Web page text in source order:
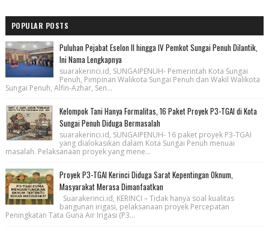
POPULAR POSTS
Puluhan Pejabat Eselon II hingga IV Pemkot Sungai Penuh Dilantik,
Ini Nama Lengkapnya
suarakerinci.id, SUNGAIPENUH- Pemerintah Kota Sungai
Penuh, Pimpinan Walikota Sungai Penuh dan Wakil Walikota
Sungai Penuh, Alfin-Azhar, Sen...
Kelompok Tani Hanya Formalitas, 16 Paket Proyek P3-TGAI di Kota
Sungai Penuh Diduga Bermasalah
suarakerinci.id, SUNGAIPENUH- 16 paket proyek P3-TGAI
yang dialokasikan dalam Kota Sungai Penuh menuai
masalah. Pelaksanaan proyek yang mene...
Proyek P3-TGAI Kerinci Diduga Sarat Kepentingan Oknum,
Masyarakat Merasa Dimanfaatkan
Suarakerinci.id, KERINCI – Tidak hanya soal kualitas
bangunan irigasi, pelaksanaan proyek Percepatan
Peningkatan Tata Guna Air Irigasi (P3...